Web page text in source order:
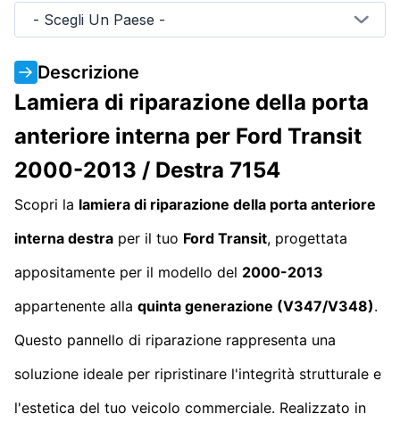
- Scegli Un Paese -
Descrizione
Lamiera di riparazione della porta
anteriore interna per Ford Transit
2000-2013 / Destra 7154
Scopri la lamiera di riparazione della porta anteriore
interna destra per il tuo Ford Transit, progettata
appositamente per il modello del 2000-2013
appartenente alla quinta generazione (V347/V348).
Questo pannello di riparazione rappresenta una
soluzione ideale per ripristinare l'integrità strutturale e
l'estetica del tuo veicolo commerciale. Realizzato in